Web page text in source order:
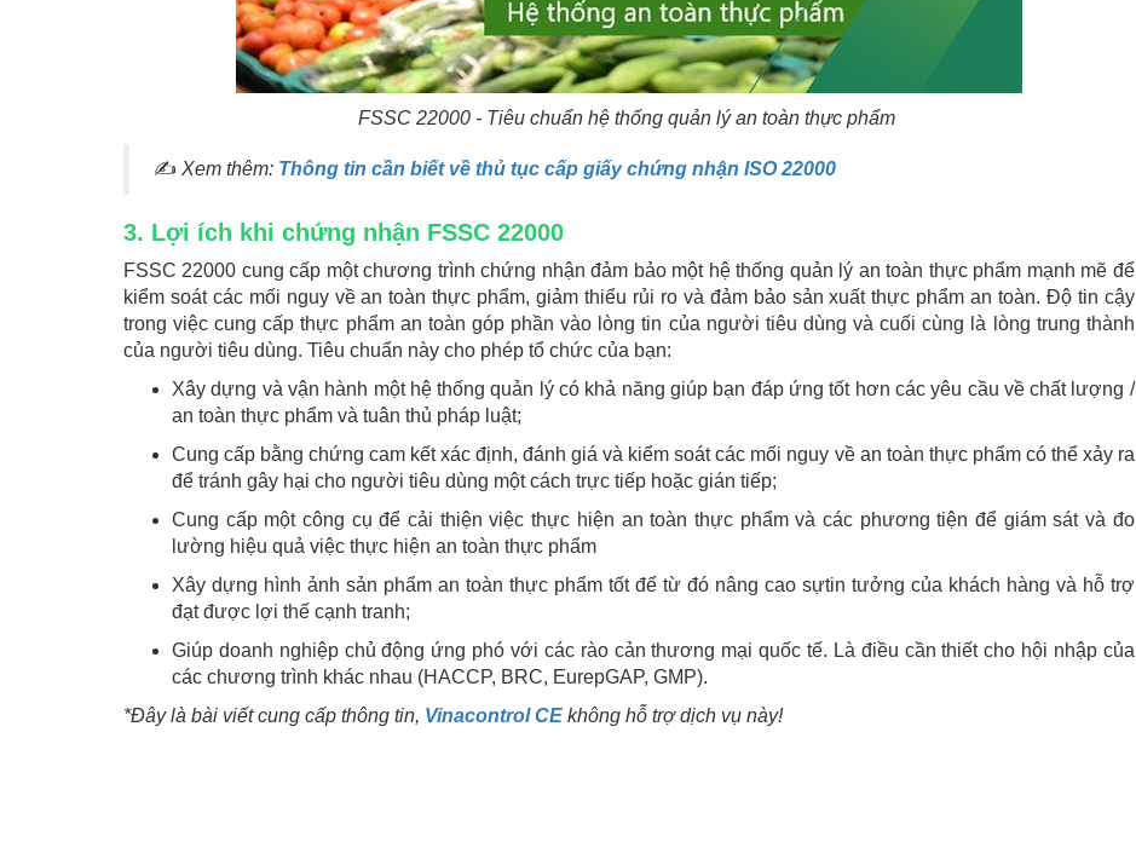
FSSC 22000 - Tiêu chuẩn hệ thống quản lý an toàn thực phẩm
✍ Xem thêm: Thông tin cần biết về thủ tục cấp giấy chứng nhận ISO 22000
3. Lợi ích khi chứng nhận FSSC 22000
FSSC 22000 cung cấp một chương trình chứng nhận đảm bảo một hệ thống quản lý an toàn thực phẩm mạnh mẽ để
kiểm soát các mối nguy về an toàn thực phẩm, giảm thiểu rủi ro và đảm bảo sản xuất thực phẩm an toàn. Độ tin cậy
trong việc cung cấp thực phẩm an toàn góp phần vào lòng tin của người tiêu dùng và cuối cùng là lòng trung thành
của người tiêu dùng. Tiêu chuẩn này cho phép tổ chức của bạn:
Xây dựng và vận hành một hệ thống quản lý có khả năng giúp bạn đáp ứng tốt hơn các yêu cầu về chất lượng /
an toàn thực phẩm và tuân thủ pháp luật;
Cung cấp bằng chứng cam kết xác định, đánh giá và kiểm soát các mối nguy về an toàn thực phẩm có thể xảy ra
để tránh gây hại cho người tiêu dùng một cách trực tiếp hoặc gián tiếp;
Cung cấp một công cụ để cải thiện việc thực hiện an toàn thực phẩm và các phương tiện để giám sát và đo
lường hiệu quả việc thực hiện an toàn thực phẩm
Xây dựng hình ảnh sản phẩm an toàn thực phẩm tốt để từ đó nâng cao sựtin tưởng của khách hàng và hỗ trợ
đạt được lợi thế cạnh tranh;
Giúp doanh nghiệp chủ động ứng phó với các rào cản thương mại quốc tế. Là điều cần thiết cho hội nhập của
các chương trình khác nhau (HACCP, BRC, EurepGAP, GMP).
*Đây là bài viết cung cấp thông tin, Vinacontrol CE không hỗ trợ dịch vụ này!